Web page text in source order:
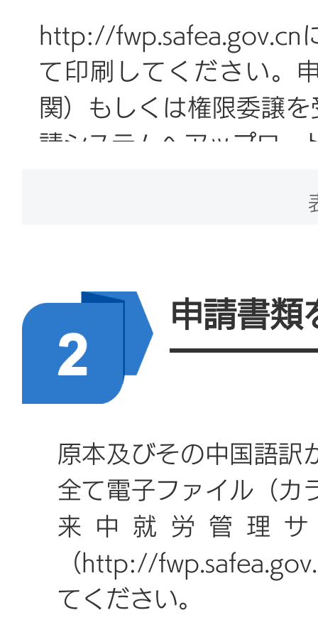
http://fwp.safea.gov.cn
て印刷してください。
関）もしくは権限委譲
請システムへアップロー
2. 雇用契約書もしくは
※1 中国語で作成した
者の自署と雇用企業（
きなどの修正は不可です
※2 雇用契約書または在
令を含む）には、勤務
る就労期間、職位、捺
要があります。
※3 政府間、国際組織
申請書類
原本及びその中国語訳
全て電子ファイル（カ
来中就労管理
（http://
てください。